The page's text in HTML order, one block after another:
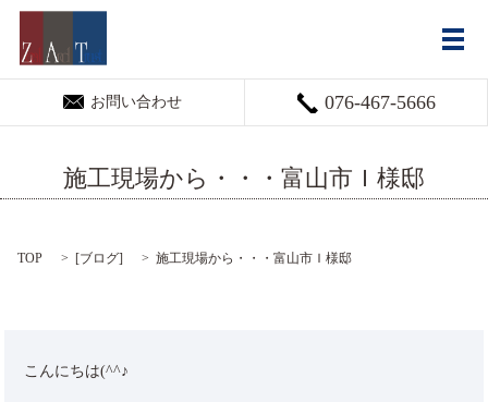
お問い合わせ 076-467-5666
メ
施工現場から・・・富山市Ｉ様邸
TOP [ブログ] 施工現場から・・・富山市Ｉ様邸
こんにちは(^^♪